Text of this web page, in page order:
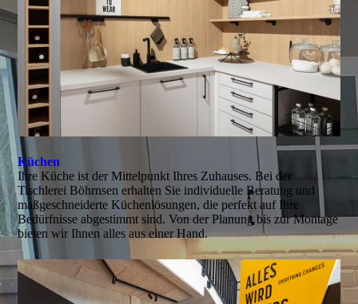
Küchen
Ihre Küche ist der Mittelpunkt Ihres Zuhauses. Bei der
Tischlerei Böhrnsen erhalten Sie individuelle Beratung und
maßgeschneiderte Küchenlösungen, die perfekt auf Ihre
Bedürfnisse abgestimmt sind. Von der Planung bis zur Montage
bieten wir Ihnen alles aus einer Hand.